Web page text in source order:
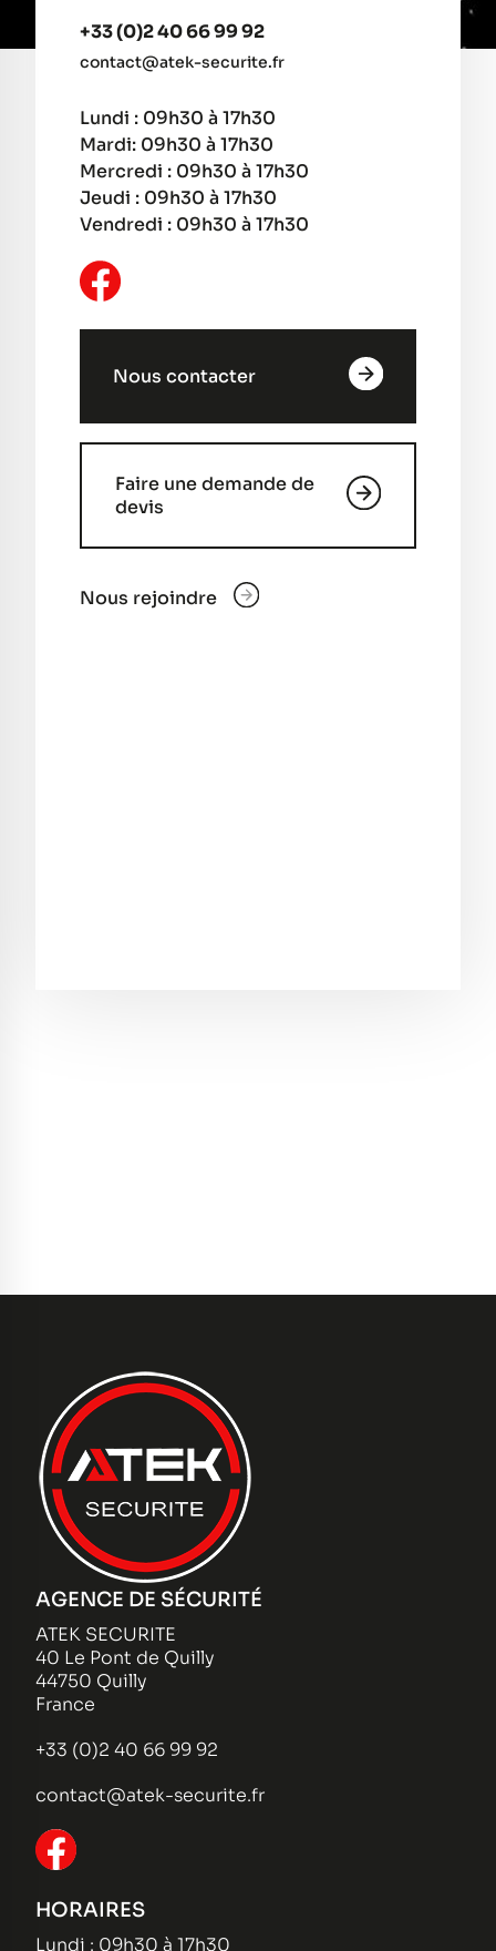
+33 (0)2 40 66 99 92
contact@atek-securite.fr
Lundi : 09h30 à 17h30
Mardi: 09h30 à 17h30
Mercredi : 09h30 à 17h30
Jeudi : 09h30 à 17h30
Vendredi : 09h30 à 17h30
Nous contacter
Faire une demande de
devis
Nous rejoindre
AGENCE DE SÉCURITÉ
ATEK SECURITE
40 Le Pont de Quilly
44750 Quilly
France
+33 (0)2 40 66 99 92
contact@atek-securite.fr
HORAIRES
Lundi : 09h30 à 17h30